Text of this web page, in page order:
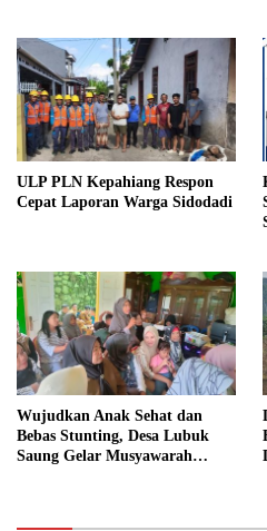
ULP PLN Kepahiang Respon
Cepat Laporan Warga Sidodadi
Wujudkan Anak Sehat dan
Bebas Stunting, Desa Lubuk
Saung Gelar Musyawarah